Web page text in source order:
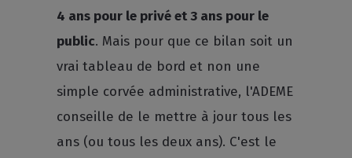
4 ans pour le privé et 3 ans pour le
public. Mais pour que ce bilan soit un
vrai tableau de bord et non une
simple corvée administrative, l'ADEME
conseille de le mettre à jour tous les
ans (ou tous les deux ans). C'est le